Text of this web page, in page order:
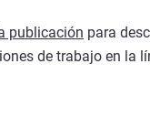
publicación para
de trabajo en la